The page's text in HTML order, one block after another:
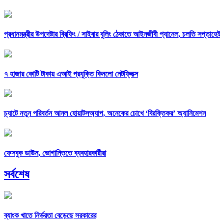
প্রধানমন্ত্রীর উপদেষ্টার ব্রিফিং /সাইবার বুলিং ঠেকাতে আইনজীবী প্যানেল, চলতি
৭ হাজার কোটি টাকায় এআই প্রযুক্তি কিনলো নেটফ্লিক্স
চ্যাটে নতুন পরিবর্তন আনল হোয়াটসঅ্যাপ, অনেকের চোখে ‘বিরক্তিকর’ অ্যানিমেশন
ফেসবুক ডাউন, ভোগান্তিতে ব্যবহারকারীরা
সর্বশেষ
ব্যাংক খাতে নির্ভরতা বেড়েছে সরকারের